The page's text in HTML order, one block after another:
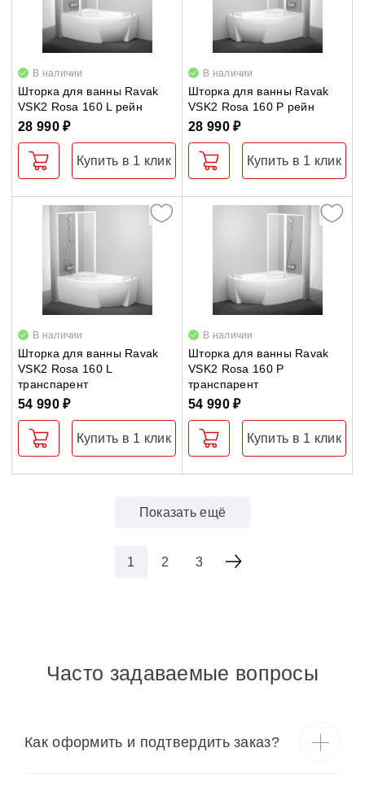
В наличии
Шторка для ванны Ravak
VSK2 Rosa 160 L рейн
28 990 ₽
Купить в 1 клик
В наличии
Шторка для ванны Ravak
VSK2 Rosa 160 P рейн
28 990 ₽
Купить в 1 клик
В наличии
Шторка для ванны Ravak
VSK2 Rosa 160 L
транспарент
54 990 ₽
Купить в 1 клик
В наличии
Шторка для ванны Ravak
VSK2 Rosa 160 P
транспарент
54 990 ₽
Купить в 1 клик
Показать ещё
1 2 3
Часто задаваемые вопросы
Как оформить и подтвердить заказ?